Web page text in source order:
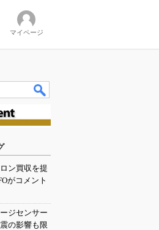
マイページ
ン買収を提
がコメント
ジセンサー
の影響も限